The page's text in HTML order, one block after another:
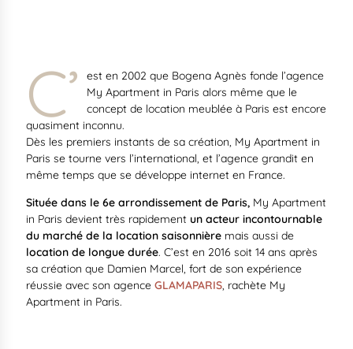
C’
est en 2002 que Bogena Agnès fonde l’agence
My Apartment in Paris alors même que le
concept de location meublée à Paris est encore
quasiment inconnu.
Dès les premiers instants de sa création, My Apartment in
Paris se tourne vers l’international, et l’agence grandit en
même temps que se développe internet en France.
Située dans le 6e arrondissement de Paris,My Apartment
in Paris devient très rapidement un acteur incontournable
du marché de la location saisonnièremais aussi de
location de longue durée. C’est en 2016 soit 14 ans après
sa création que Damien Marcel, fort de son expérience
réussie avec son agence GLAMAPARIS, rachète My
Apartment in Paris.